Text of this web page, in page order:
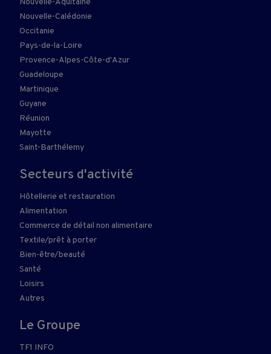
Nouvelle-Aquitaine
Nouvelle-Calédonie
Occitanie
Pays-de-la-Loire
Provence-Alpes-Côte-d'Azur
Guadeloupe
Martinique
Guyane
Réunion
Mayotte
Saint-Barthélemy
Secteurs d'activité
Hôtellerie et restauration
Alimentation
Commerce de détail non alimentaire
Textile/prêt à porter
Bien-être/beauté
Santé
Loisirs
Autres
Le Groupe
TF1 INFO